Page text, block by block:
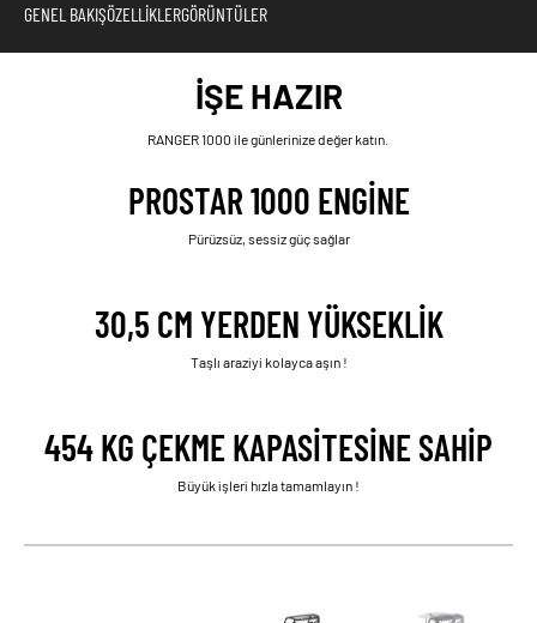
GENEL BAKIŞÖZELLIKLERGÖRÜNTÜLER
İŞE HAZIR
RANGER 1000 ile günlerinize değer katın.
PROSTAR 1000 ENGINE
Pürüzsüz, sessiz güç sağlar
30,5 CM YERDEN YÜKSEKLIK
Taşlı araziyi kolayca aşın !
454 KG ÇEKME KAPASITESINE SAHIP
Büyük işleri hızla tamamlayın !